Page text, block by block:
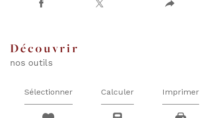
découvrir
nos outils
Sélectionner Calculer Imprimer